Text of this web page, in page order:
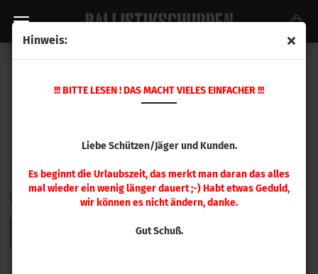
Hinweis:
!!! BITTE LESEN ! DAS MACHT VIELES EINFACHER !!!
Liebe Schützen/Jäger und Kunden.
Es beginnt die Urlaubszeit, das merkt man daran das alles
mal wieder ein wenig länger dauert ;-) Habt etwas Geduld,
wir können es nicht ändern, danke.
Gut Schuß.
FILTERSortieren nach
Sortieren nach 48 pro Seite
pro Seite
6 7 8